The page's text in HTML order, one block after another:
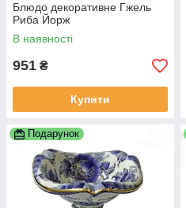
Блюдо декоративне Гжель
Риба Йорж
В наявності
951 ₴
Купити
Подарунок